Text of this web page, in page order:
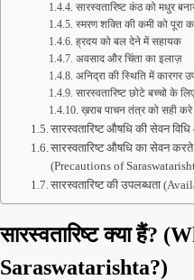
सारस्वतारिष्ट कंठ को मधुर
स्मरण शक्ति की कमी को पूरा
ह्रदय को बल देने में सहायक
अवसाद और चिंता का इलाज़
अनिद्रा की स्थिति में कारगर
सारस्वतारिष्ट छोटे बच्चो के
ख़राब पाचन तंत्र को सही करे
सारस्वतारिष्ट औषधि की सेवन
सारस्वतारिष्ट औषधि का सेवन
(Precautions of
सारस्वतारिष्ट की उपलब्धता
सारस्वतारिष्ट क्या हैं?
Saraswatarishta?)